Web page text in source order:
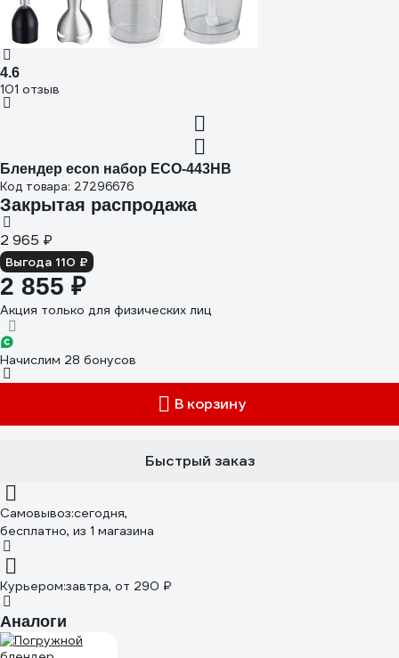
4.6
101 отзыв
Блендер econ набор ECO-443HB
Код товара: 27296676
Закрытая распродажа
2 965 ₽
Выгода 110 ₽
2 855 ₽
Акция только для физических лиц
Начислим 28 бонусов
В корзину
Быстрый заказ
Самовывоз:сегодня,
бесплатно, из 1 магазина
Курьером:завтра, от 290 ₽
Аналоги